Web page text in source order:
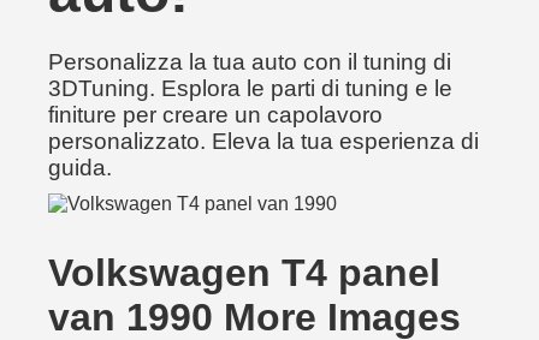
Personalizza la tua auto con il tuning di
3DTuning. Esplora le parti di tuning e le
finiture per creare un capolavoro
personalizzato. Eleva la tua esperienza di
guida.
Volkswagen T4 panel
van 1990 More Images